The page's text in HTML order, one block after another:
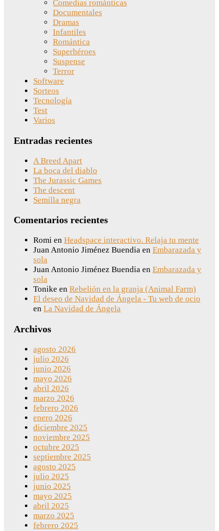
Comedias románticas
Documentales
Dramas
Infantiles
Romántica
Superhéroes
Suspense
Terror
Software
Sorteos
Tecnología
Test
Varios
Entradas recientes
A Breed Apart
La boca del diablo
The Jurassic Games
The descent
Semilla negra
Comentarios recientes
Romi en Headspace interactivo. Relaja tu mente
Juan Antonio Jiménez Buendia en Embarazada y
sola
Juan Antonio Jiménez Buendia en Embarazada y
sola
Tonike en Rebelión en la granja (Animal Farm)
El deseo de Navidad de Ángela - Tu web de ocio
en La Navidad de Ángela
Archivos
agosto 2026
julio 2026
junio 2026
mayo 2026
abril 2026
marzo 2026
febrero 2026
enero 2026
diciembre 2025
noviembre 2025
octubre 2025
septiembre 2025
agosto 2025
julio 2025
junio 2025
mayo 2025
abril 2025
marzo 2025
febrero 2025